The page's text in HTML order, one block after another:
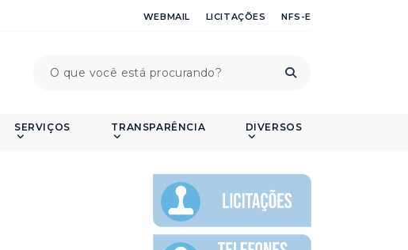
WEBMAIL LICITAÇÕES NFS-E
SERVIÇOS TRANSPARÊNCIA DIVERSOS